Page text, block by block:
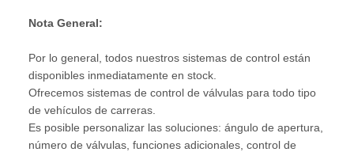
Nota General:
Por lo general, todos nuestros sistemas de control están
disponibles inmediatamente en stock.
Ofrecemos sistemas de control de válvulas para todo tipo
de vehículos de carreras.
Es posible personalizar las soluciones: ángulo de apertura,
número de válvulas, funciones adicionales, control de